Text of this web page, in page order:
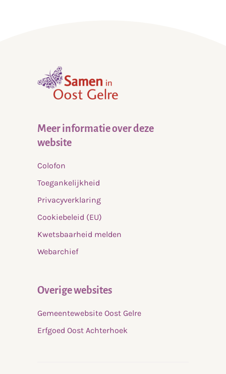
Meer informatie over deze
website
Colofon
Toegankelijkheid
Privacyverklaring
Cookiebeleid (EU)
Kwetsbaarheid melden
Webarchief
Overige websites
Gemeentewebsite Oost Gelre
Erfgoed Oost Achterhoek